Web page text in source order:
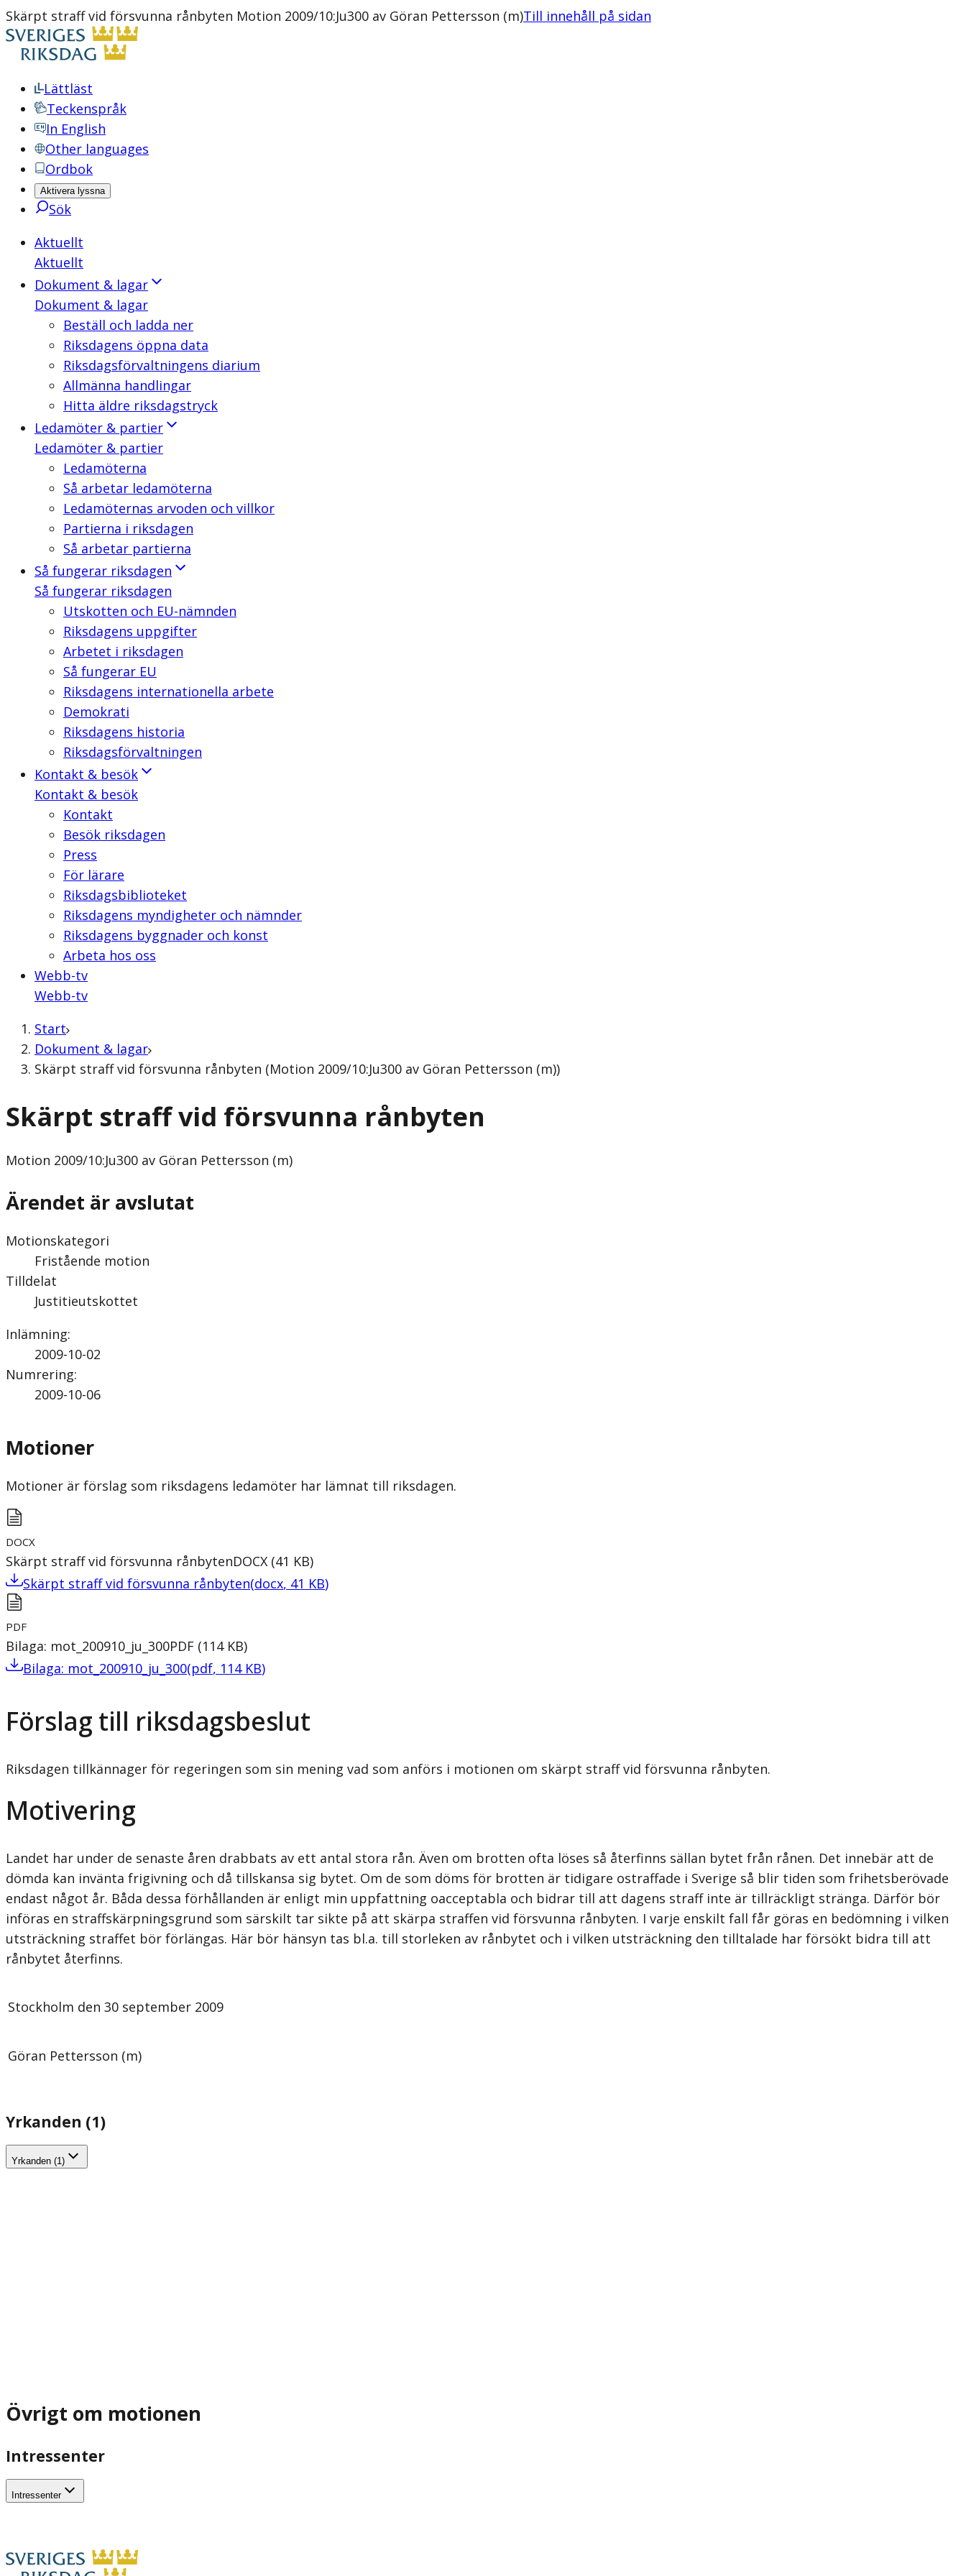
Skärpt straff vid försvunna rånbyten Motion 2009/10:Ju300 av Göran Pettersson (m)Till innehåll på sidan
Lättläst
Teckenspråk
In English
Other languages
Ordbok
Aktivera lyssna
Sök
Aktuellt
Aktuellt
Dokument & lagar
Dokument & lagar
Beställ och ladda ner
Riksdagens öppna data
Riksdagsförvaltningens diarium
Allmänna handlingar
Hitta äldre riksdagstryck
Ledamöter & partier
Ledamöter & partier
Ledamöterna
Så arbetar ledamöterna
Ledamöternas arvoden och villkor
Partierna i riksdagen
Så arbetar partierna
Så fungerar riksdagen
Så fungerar riksdagen
Utskotten och EU-nämnden
Riksdagens uppgifter
Arbetet i riksdagen
Så fungerar EU
Riksdagens internationella arbete
Demokrati
Riksdagens historia
Riksdagsförvaltningen
Kontakt & besök
Kontakt & besök
Kontakt
Besök riksdagen
Press
För lärare
Riksdagsbiblioteket
Riksdagens myndigheter och nämnder
Riksdagens byggnader och konst
Arbeta hos oss
Webb-tv
Webb-tv
Start
Dokument & lagar
Skärpt straff vid försvunna rånbyten (Motion 2009/10:Ju300 av Göran Pettersson (m))
Skärpt straff vid försvunna rånbyten
Motion 2009/10:Ju300 av Göran Pettersson (m)
Ärendet är avslutat
Motionskategori
Fristående motion
Tilldelat
Justitieutskottet
Inlämning:
2009-10-02
Numrering:
2009-10-06
Motioner
Motioner är förslag som riksdagens ledamöter har lämnat till riksdagen.
DOCX
Skärpt straff vid försvunna rånbytenDOCX (41 KB)
Skärpt straff vid försvunna rånbyten(docx, 41 KB)
PDF
Bilaga: mot_200910_ju_300PDF (114 KB)
Bilaga: mot_200910_ju_300(pdf, 114 KB)
Förslag till riksdagsbeslut
Riksdagen tillkännager för regeringen som sin mening vad som anförs i motionen om skärpt straff vid försvunna rånbyten.
Motivering
Landet har under de senaste åren drabbats av ett antal stora rån. Även om brotten ofta löses så återfinns sällan bytet från rånen. Det innebär att de
dömda kan invänta frigivning och då tillskansa sig bytet. Om de som döms för brotten är tidigare ostraffade i Sverige så blir tiden som frihetsberövade
endast något år. Båda dessa förhållanden är enligt min uppfattning oacceptabla och bidrar till att dagens straff inte är tillräckligt stränga. Därför bör
införas en straffskärpningsgrund som särskilt tar sikte på att skärpa straffen vid försvunna rånbyten. I varje enskilt fall får göras en bedömning i vilken
utsträckning straffet bör förlängas. Här bör hänsyn tas bl.a. till storleken av rånbytet och i vilken utsträckning den tilltalade har försökt bidra till att
rånbytet återfinns.
Stockholm den 30 september 2009
Göran Pettersson (m)
Yrkanden (1)
Yrkanden (1)
Övrigt om motionen
Intressenter
Intressenter